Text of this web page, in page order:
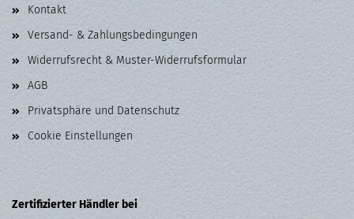
Kontakt
Versand- & Zahlungsbedingungen
Widerrufsrecht & Muster-Widerrufsformular
AGB
Privatsphäre und Datenschutz
Cookie Einstellungen
Zertifizierter Händler bei